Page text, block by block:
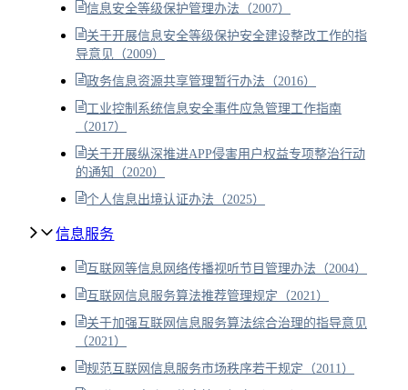
信息安全等级保护管理办法（2007）
关于开展信息安全等级保护安全建设整改工作的指
导意见（2009）
政务信息资源共享管理暂行办法（2016）
工业控制系统信息安全事件应急管理工作指南
（2017）
关于开展纵深推进APP侵害用户权益专项整治行动
的通知（2020）
个人信息出境认证办法（2025）
信息服务
互联网等信息网络传播视听节目管理办法（2004）
互联网信息服务算法推荐管理规定（2021）
关于加强互联网信息服务算法综合治理的指导意见
（2021）
规范互联网信息服务市场秩序若干规定（2011）